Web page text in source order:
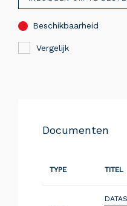
Beschikbaarheid
Vergelijk
Documenten
TYPE TITEL